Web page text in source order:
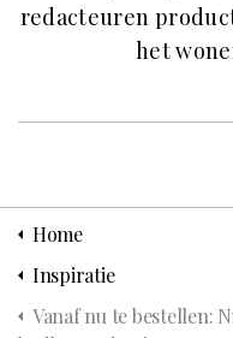
redacteuren
het
Home
Inspiratie
Vanaf nu te bestellen: